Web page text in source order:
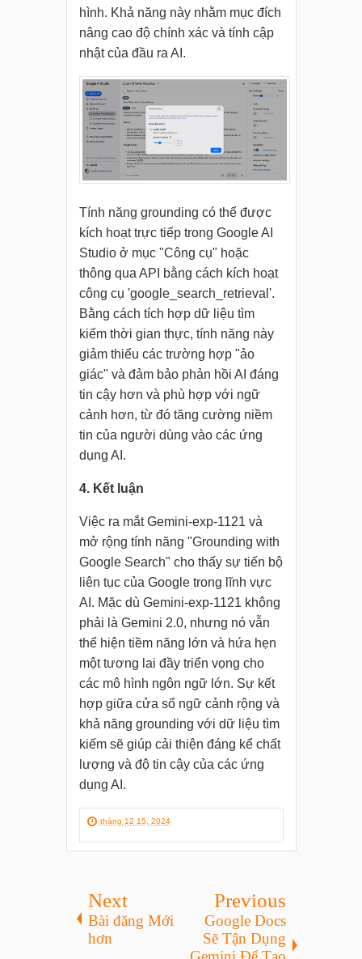
hình. Khả năng này nhằm mục đích
nâng cao độ chính xác và tính cập
nhật của đầu ra AI.
Tính năng grounding có thể được
kích hoạt trực tiếp trong Google AI
Studio ở mục "Công cụ" hoặc
thông qua API bằng cách kích hoạt
công cụ 'google_search_retrieval'.
Bằng cách tích hợp dữ liệu tìm
kiếm thời gian thực, tính năng này
giảm thiểu các trường hợp "ảo
giác" và đảm bảo phản hồi AI đáng
tin cậy hơn và phù hợp với ngữ
cảnh hơn, từ đó tăng cường niềm
tin của người dùng vào các ứng
dụng AI.
4. Kết luận
Việc ra mắt Gemini-exp-1121 và
mở rộng tính năng "Grounding with
Google Search" cho thấy sự tiến bộ
liên tục của Google trong lĩnh vực
AI. Mặc dù Gemini-exp-1121 không
phải là Gemini 2.0, nhưng nó vẫn
thể hiện tiềm năng lớn và hứa hẹn
một tương lai đầy triển vọng cho
các mô hình ngôn ngữ lớn. Sự kết
hợp giữa cửa sổ ngữ cảnh rộng và
khả năng grounding với dữ liệu tìm
kiếm sẽ giúp cải thiện đáng kể chất
lượng và độ tin cậy của các ứng
dụng AI.
tháng 12 15, 2024
Next
Bài đăng Mới
hơn
Previous
Google Docs
Sẽ Tận Dụng